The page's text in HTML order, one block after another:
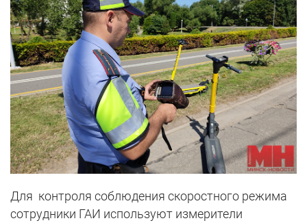
Для контроля соблюдения скоростного режима
сотрудники ГАИ используют измерители